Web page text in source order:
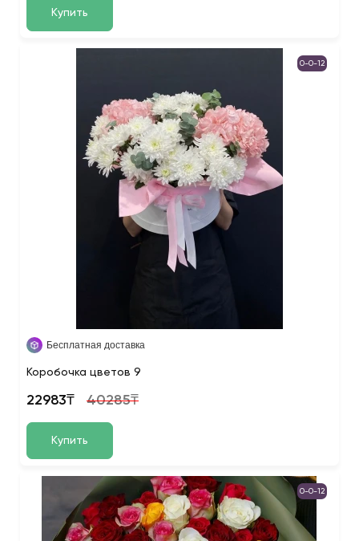
Купить
0-0-12
Бесплатная доставка
Коробочка цветов 9
22983₸ 40285₸
Купить
0-0-12